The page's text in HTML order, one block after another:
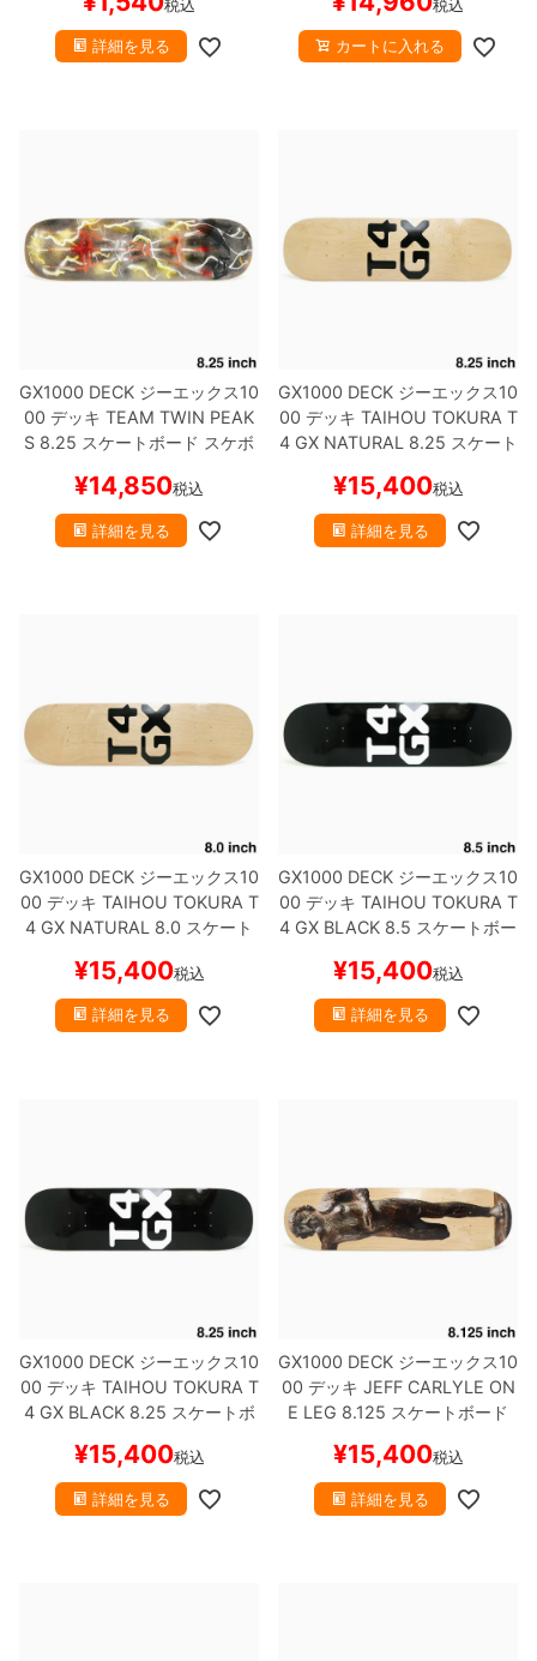
税込
詳細を見る
税込
カートに入れる
GX1000 DECK ジーエックス10
00 デッキ TEAM TWIN PEAK
S 8.25 スケートボード スケボ
¥14,850税込
詳細を見る
GX1000 DECK ジーエックス10
00 デッキ TAIHOU TOKURAT
4 GX NATURAL 8.25 スケート
¥15,400税込
詳細を見る
GX1000 DECK ジーエックス10
00 デッキ TAIHOU TOKURA T
4 GX NATURAL 8.0 スケート
¥15,400税込
詳細を見る
GX1000 DECK ジーエックス10
00 デッキ TAIHOU TOKURA T
4 GX BLACK 8.5 スケートボー
¥15,400税込
詳細を見る
GX1000 DECK ジーエックス10
00 デッキ TAIHOU TOKURA T
4 GX BLACK 8.25 スケートボ
¥15,400税込
詳細を見る
GX1000 DECK ジーエックス10
00 デッキ JEFF CARLYLE ON
E LEG 8.125 スケートボード
¥15,400税込
詳細を見る